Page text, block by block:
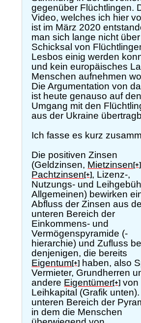
gegenüber Flüchtlingen.
Video, welches ich hier
ist im März 2020
man sich lange nicht
Schicksal von
Lesbos einig werden
und kein europäisches
Menschen aufnehmen
Die Argumentation von
ist heute genauso auf den
Umgang mit den
aus der Ukraine
Ich fasse es kurz
Die positiven Zinsen
(Geldzinsen, Mietzinsen[+]
Pachtzinsen[+] , Lizenz-,
Nutzungs- und
Allgemeinen) bewirken
Abfluss der Zinsen aus
unteren Bereich der
Einkommens- und
Vermögenspyramide (-
hierarchie) und Zufluss
denjenigen, die bereits
Eigentum[+]
haben, also
Vermieter, Grundherren
andere Eigentümer[+] von
Leihkapital (Grafik unten).
unteren Bereich der
in dem die Menschen